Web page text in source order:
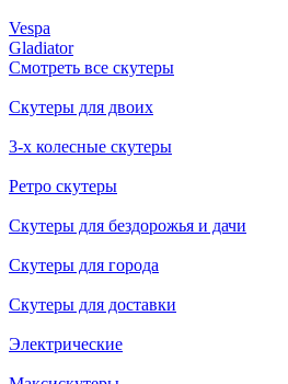
Vespa
Gladiator
Смотреть все скутеры
Скутеры для двоих
3-х колесные скутеры
Ретро скутеры
Скутеры для бездорожья и дачи
Скутеры для города
Скутеры для доставки
Электрические